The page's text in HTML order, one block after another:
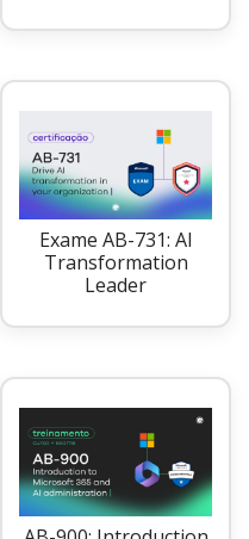
Exame AB-731: AI
Transformation
Leader